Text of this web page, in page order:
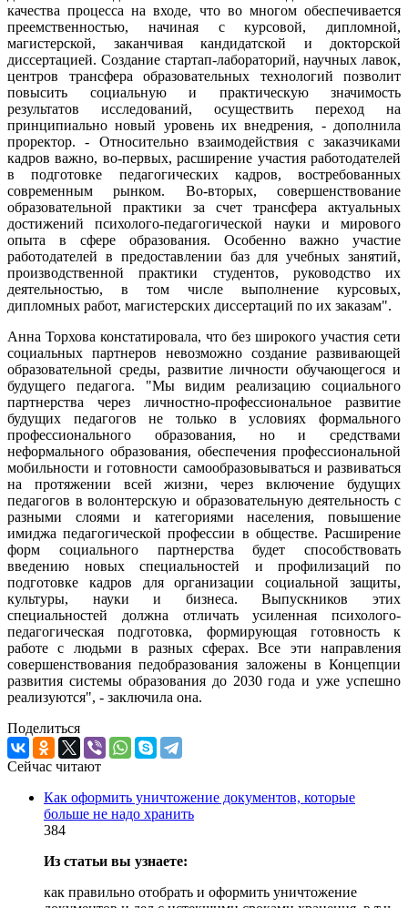
качества процесса на входе, что во многом обеспечивается
преемственностью, начиная с курсовой, дипломной,
магистерской, заканчивая кандидатской и докторской
диссертацией. Создание стартап-лабораторий, научных лавок,
центров трансфера образовательных технологий позволит
повысить социальную и практическую значимость
результатов исследований, осуществить переход на
принципиально новый уровень их внедрения, - дополнила
проректор. - Относительно взаимодействия с заказчиками
кадров важно, во-первых, расширение участия работодателей
в подготовке педагогических кадров, востребованных
современным рынком. Во-вторых, совершенствование
образовательной практики за счет трансфера актуальных
достижений психолого-педагогической науки и мирового
опыта в сфере образования. Особенно важно участие
работодателей в предоставлении баз для учебных занятий,
производственной практики студентов, руководство их
деятельностью, в том числе выполнение курсовых,
дипломных работ, магистерских диссертаций по их заказам".
Анна Торхова констатировала, что без широкого участия сети
социальных партнеров невозможно создание развивающей
образовательной среды, развитие личности обучающегося и
будущего педагога. "Мы видим реализацию социального
партнерства через личностно-профессиональное развитие
будущих педагогов не только в условиях формального
профессионального образования, но и средствами
неформального образования, обеспечения профессиональной
мобильности и готовности самообразовываться и развиваться
на протяжении всей жизни, через включение будущих
педагогов в волонтерскую и образовательную деятельность с
разными слоями и категориями населения, повышение
имиджа педагогической профессии в обществе. Расширение
форм социального партнерства будет способствовать
введению новых специальностей и профилизаций по
подготовке кадров для организации социальной защиты,
культуры, науки и бизнеса. Выпускников этих
специальностей должна отличать усиленная психолого-
педагогическая подготовка, формирующая готовность к
работе с людьми в разных сферах. Все эти направления
совершенствования педобразования заложены в Концепции
развития системы образования до 2030 года и уже успешно
реализуются", - заключила она.
Поделиться
Сейчас читают
Как оформить уничтожение документов, которые
больше не надо хранить
384
Из статьи вы узнаете:
как правильно отобрать и оформить уничтожение